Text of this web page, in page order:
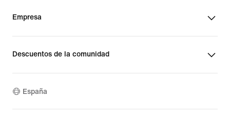
Empresa
Descuentos de la comunidad
España